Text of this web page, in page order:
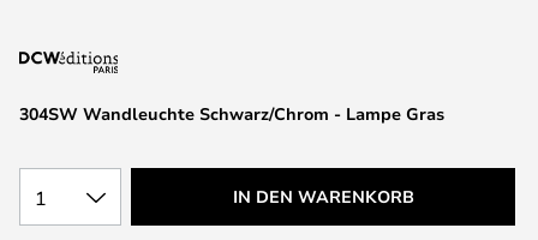
304SW Wandleuchte Schwarz/Chrom - Lampe Gras
1 IN DEN WARENKORB